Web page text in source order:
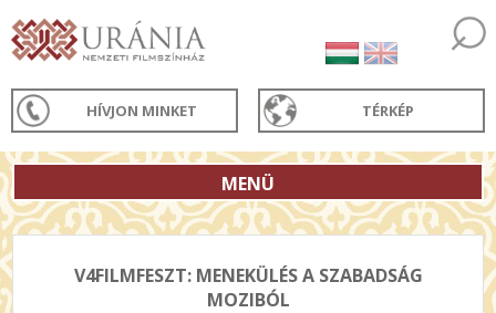
HÍVJON MINKET TÉRKÉP
MENÜ
V4FILMFESZT: MENEKÜLÉS A SZABADSÁG
MOZIBÓL